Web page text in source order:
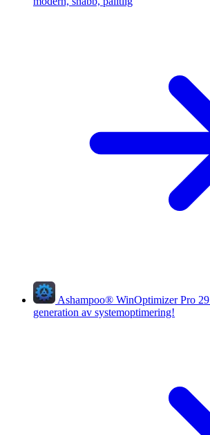
Ashampoo® WinOptimizer Pro 29
generation av systemoptimering!